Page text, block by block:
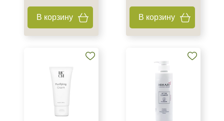
В корзину В корзину